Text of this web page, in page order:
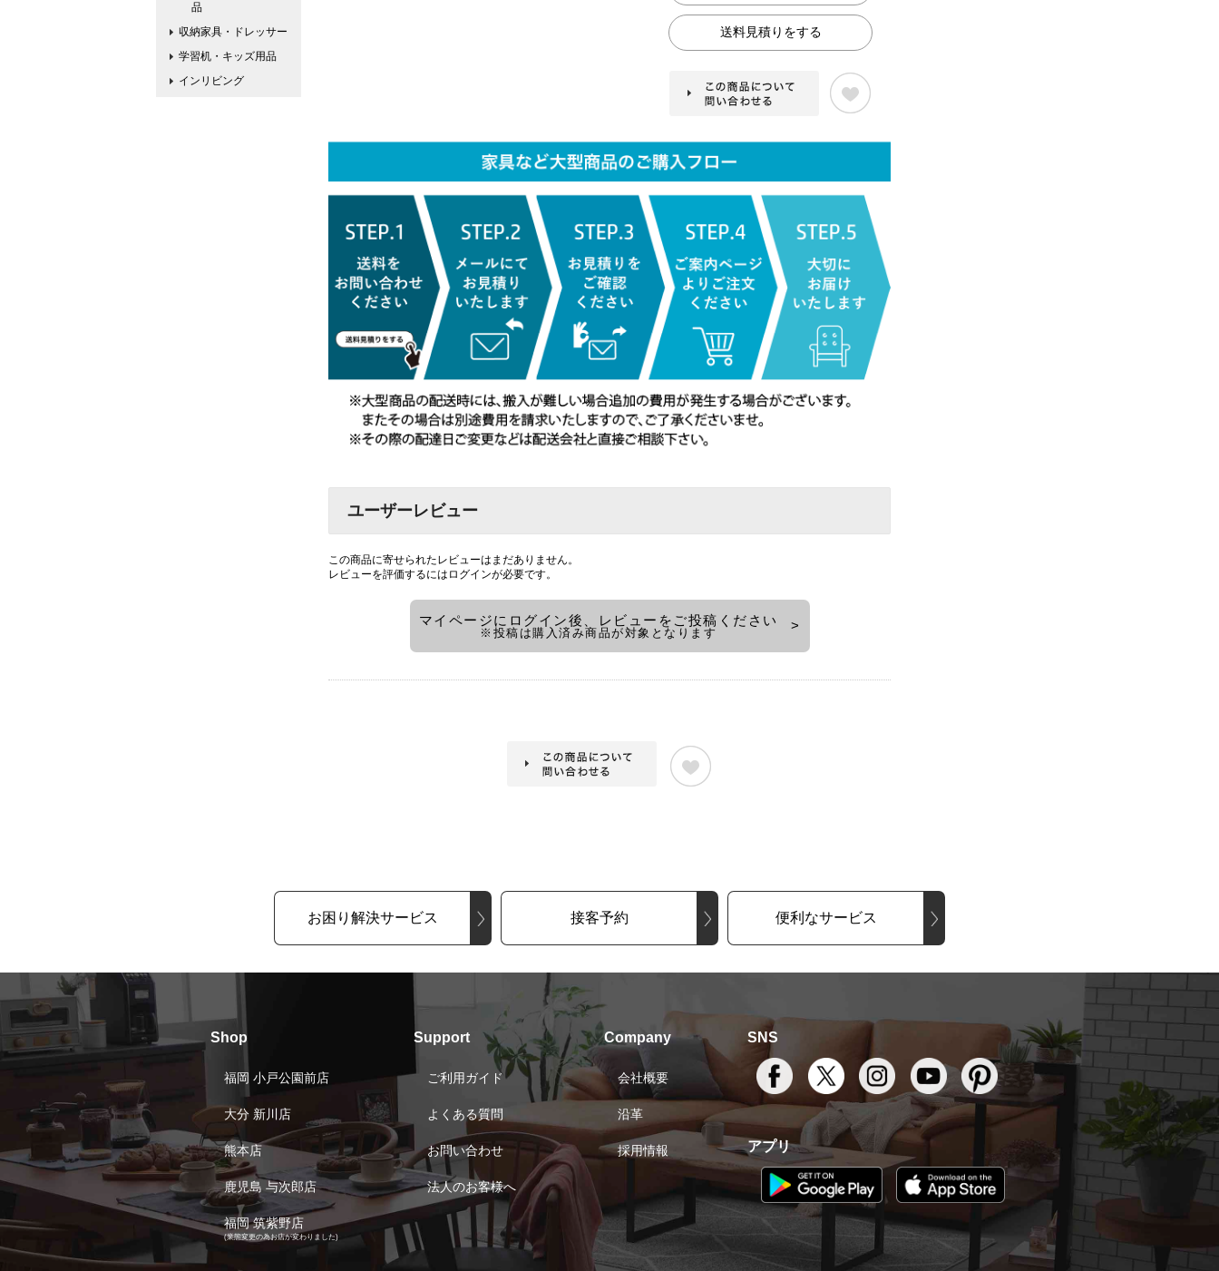
ユーザーレビュー
この商品に寄せられたレビューはまだありません。
レビューを評価するには ログインが必要です。
マイページにログイン後、レビューをご投稿ください
※投稿は購入済み商品が対象となります
品
収納家具・ドレッサー
学習机・キッズ用品
インリビング
お困り解決サービス 接客予約 便利なサービス
Shop
福岡 小戸公園前店
大分 新川店
熊本店
鹿児島 与次郎店
福岡 筑紫野店
(業態変更の為お店が変わりました)
Support
ご利用ガイド
よくある質問
お問い合わせ
法人のお客様へ
Company
会社概要
沿革
採用情報
SNS
アプリ